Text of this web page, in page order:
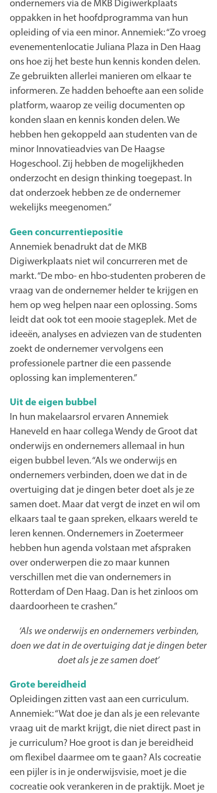
ondernemers via de MKB Digiwerkplaats
oppakken in het hoofdprogramma van hun
opleiding of via een minor. Annemiek: “Zo vroeg
evenementenlocatie Juliana Plaza in Den Haag
ons hoe zij het beste hun kennis konden delen.
Ze gebruikten allerlei manieren om elkaar te
informeren. Ze hadden behoefte aan een solide
platform, waarop ze veilig documenten op
konden slaan en kennis konden delen. We
hebben hen gekoppeld aan studenten van de
minor Innovatieadvies van De Haagse
Hogeschool. Zij hebben de mogelijkheden
onderzocht en design thinking toegepast. In
dat onderzoek hebben ze de ondernemer
wekelijks meegenomen.”
Geen concurrentiepositie
Annemiek benadrukt dat de MKB
Digiwerkplaats niet wil concurreren met de
markt. “De mbo- en hbo-studenten proberen de
vraag van de ondernemer helder te krijgen en
hem op weg helpen naar een oplossing. Soms
leidt dat ook tot een mooie stageplek. Met de
ideeën, analyses en adviezen van de studenten
zoekt de ondernemer vervolgens een
professionele partner die een passende
oplossing kan implementeren.”
Uit de eigen bubbel
In hun makelaarsrol ervaren Annemiek
Haneveld en haar collega Wendy de Groot dat
onderwijs en ondernemers allemaal in hun
eigen bubbel leven. “Als we onderwijs en
ondernemers verbinden, doen we dat in de
overtuiging dat je dingen beter doet als je ze
samen doet. Maar dat vergt de inzet en wil om
elkaars taal te gaan spreken, elkaars wereld te
leren kennen. Ondernemers in Zoetermeer
hebben hun agenda volstaan met afspraken
over onderwerpen die zo maar kunnen
verschillen met die van ondernemers in
Rotterdam of Den Haag. Dan is het zinloos om
daardoorheen te crashen.”
‘Als we onderwijs en ondernemers verbinden,
doen we dat in de overtuiging dat je dingen beter
doet als je ze samen doet’
Grote bereidheid
Opleidingen zitten vast aan een curriculum.
Annemiek: “Wat doe je dan als je een relevante
vraag uit de markt krijgt, die niet direct past in
je curriculum? Hoe groot is dan je bereidheid
om flexibel daarmee om te gaan? Als cocreatie
een pijler is in je onderwijsvisie, moet je die
cocreatie ook verankeren in de praktijk. Moet je